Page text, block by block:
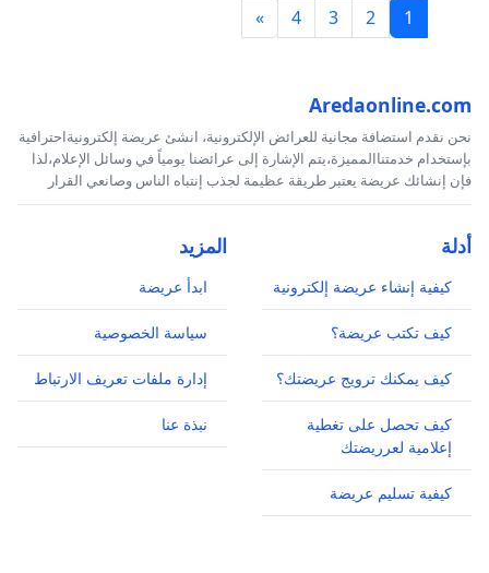
1
2
3
4
»
Aredaonline.com
نحن نقدم استضافة مجانية للعرائض الإلكترونية، انشئ عريضة إلكترونيةاحترافية
بإستخدام خدمتناالمميزة،يتم الإشارة إلى عرائضنا يومياً في وسائل الإعلام،لذا
فإن إنشائك عريضة يعتبر طريقة عظيمة لجذب إنتباه الناس وصانعي القرار
أدلة
كيفية إنشاء عريضة إلكترونية
كيف تكتب عريضة؟
كيف يمكنك ترويج عريضتك؟
كيف تحصل على تغطية
إعلامية لعرريضتك
كيفية تسليم عريضة
المزيد
ابدأ عريضة
سياسة الخصوصية
إدارة ملفات تعريف الارتباط
نبذة عنا